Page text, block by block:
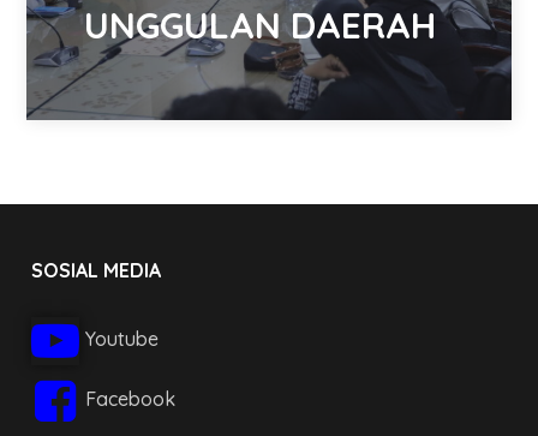
UNGGULAN DAERAH
SOSIAL MEDIA
Youtube
Facebook